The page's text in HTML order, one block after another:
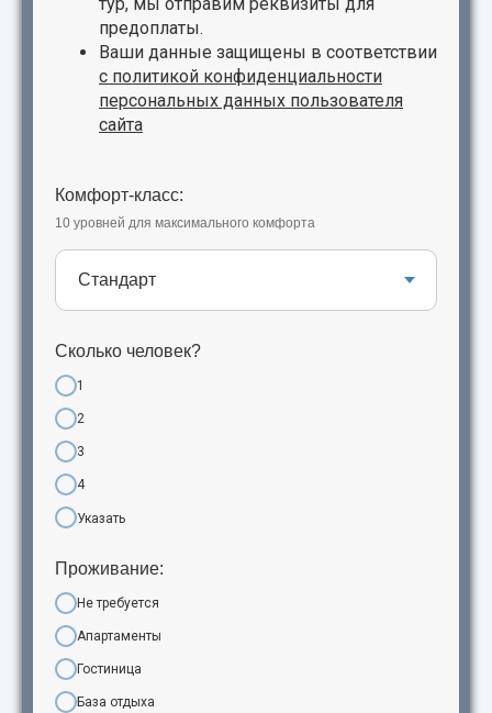
предоплаты.
Ваши данные защищены в соответствии
с политикой конфиденциальности
персональных данных пользователя
сайта
Комфорт-класс:
10 уровней для максимального комфорта
Сколько человек?
1
2
3
4
Указать
Проживание:
Не требуется
Апартаменты
Гостиница
База отдыха